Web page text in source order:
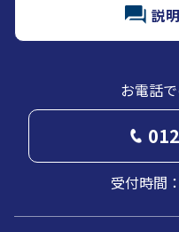
説
お電話
受付時間